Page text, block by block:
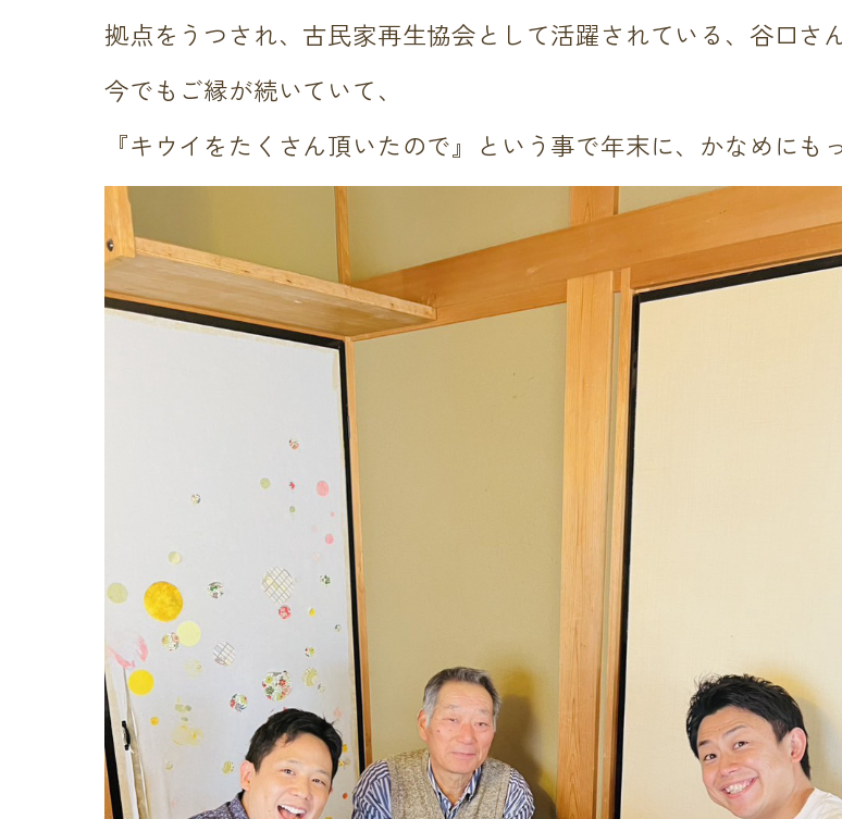
拠点をうつされ、古民家再生協会として活躍されている、谷口さ
今でもご縁が続いていて、
『キウイをたくさん頂いたので』という事で年末に、かなめにも